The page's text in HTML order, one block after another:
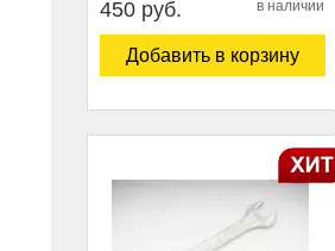
450 руб. в наличии
Добавить в корзину